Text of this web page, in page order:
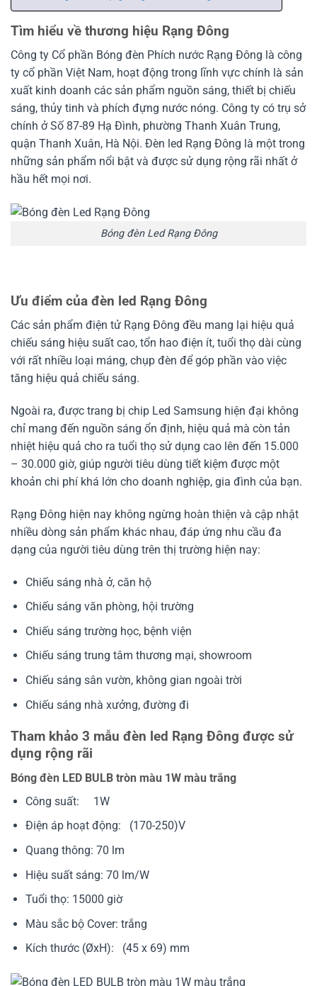
Tìm hiểu về thương hiệu Rạng Đông
Công ty Cổ phần Bóng đèn Phích nước Rạng Đông là công
ty cổ phần Việt Nam, hoạt động trong lĩnh vực chính là sản
xuất kinh doanh các sản phẩm nguồn sáng, thiết bị chiếu
sáng, thủy tinh và phích đựng nước nóng. Công ty có trụ sở
chính ở Số 87-89 Hạ Đình, phường Thanh Xuân Trung,
quận Thanh Xuân, Hà Nội. Đèn led Rạng Đông là một trong
những sản phẩm nổi bật và được sử dụng rộng rãi nhất ở
hầu hết mọi nơi.
Bóng đèn Led Rạng Đông
Ưu điểm của đèn led Rạng Đông
Các sản phẩm điện tử Rạng Đông đều mang lại hiệu quả
chiếu sáng hiệu suất cao, tổn hao điện ít, tuổi thọ dài cùng
với rất nhiều loại máng, chụp đèn để góp phần vào việc
tăng hiệu quả chiếu sáng.
Ngoài ra, được trang bị chip Led Samsung hiện đại không
chỉ mang đến nguồn sáng ổn định, hiệu quả mà còn tản
nhiệt hiệu quả cho ra tuổi thọ sử dụng cao lên đến 15.000
– 30.000 giờ, giúp người tiêu dùng tiết kiệm được một
khoản chi phí khá lớn cho doanh nghiệp, gia đình của bạn.
Rạng Đông hiện nay không ngừng hoàn thiện và cập nhật
nhiều dòng sản phẩm khác nhau, đáp ứng nhu cầu đa
dạng của người tiêu dùng trên thị trường hiện nay:
Chiếu sáng nhà ở, căn hộ
Chiếu sáng văn phòng, hội trường
Chiếu sáng trường học, bệnh viện
Chiếu sáng trung tâm thương mại, showroom
Chiếu sáng sân vườn, không gian ngoài trời
Chiếu sáng nhà xưởng, đường đi
Tham khảo 3 mẫu đèn led Rạng Đông được sử
dụng rộng rãi
Bóng đèn LED BULB tròn màu 1W màu trắng
Công suất: 1W
Điện áp hoạt động: (170-250)V
Quang thông: 70 lm
Hiệu suất sáng: 70 lm/W
Tuổi thọ: 15000 giờ
Màu sắc bộ Cover: trắng
Kích thước (ØxH): (45 x 69) mm